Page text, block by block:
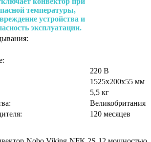
температуры,
устройства и
эксплуатации.
220 В
1525x200x55 мм
5,5 кг
Великобритания
120 месяцев